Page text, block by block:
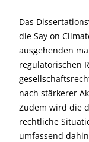
Das
die Say on
ausgehenden
regulatorischen
nach stärkerer
Zudem wird die
rechtliche
umfassend